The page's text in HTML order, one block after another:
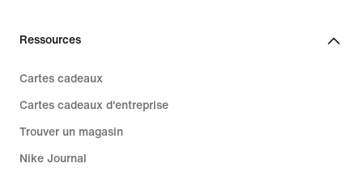
Ressources
Cartes cadeaux
Cartes cadeaux d'entreprise
Trouver un magasin
Nike Journal